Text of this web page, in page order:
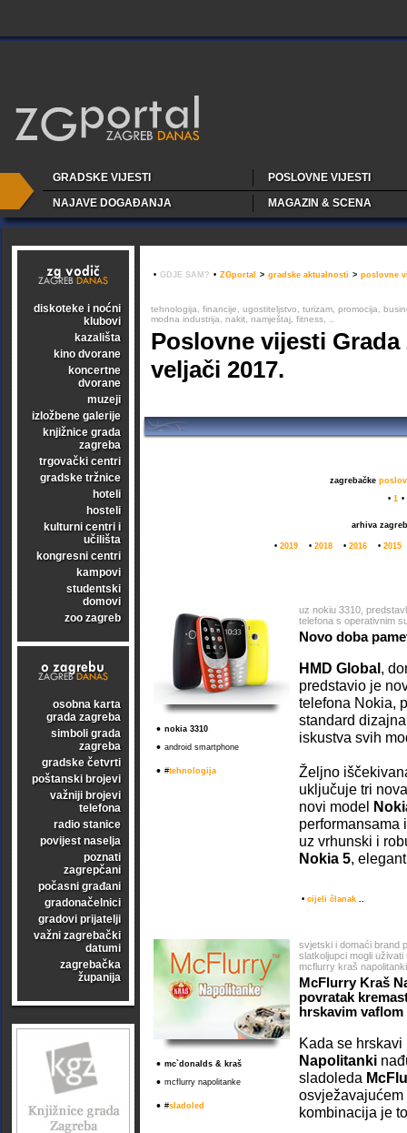
GRADSKE VIJESTI
POSLOVNE VIJESTI
NAJAVE DOGAĐANJA
MAGAZIN & SCENA
diskoteke i noćni
klubovi
kazališta
kino dvorane
koncertne
dvorane
muzeji
izložbene galerije
knjižnice grada
zagreba
trgovački centri
gradske tržnice
hoteli
hosteli
kulturni centri i
učilišta
kongresni centri
kampovi
studentski
domovi
zoo zagreb
osobna karta
grada zagreba
simboli grada
zagreba
gradske četvrti
poštanski brojevi
važniji brojevi
telefona
radio stanice
povijest naselja
poznati
zagrepčani
počasni građani
gradonačelnici
gradovi prijatelji
važni zagrebački
datumi
zagrebačka
županija
• GDJE SAM? • ZGportal > gradske aktualnosti > poslovne
tehnologija, financije, ugostiteljstvo, turizam, promocija,
modna industrija, nakit, namještaj, fitness, ..
Poslovne vijesti Grada
veljači 2017.
zagrebačke
• 1 •
arhiva
• 2019 • 2018 • 2016 • 2015
• nokia 3310
• android smartphone
• #tehnologija
uz nokiu 3310,
telefona s operativnim
Novo doba
HMD Global,
predstavio je
telefona Nokia,
standard
iskustva svih
Željno
uključuje tri
novi model
performansama
uz vrhunski i
Nokia 5,
• cijeli članak ..
• mc`donalds & kraš
• mcflurry napolitanke
• #sladoled
svjetski i domaći brand
slatkoljupci mogli
mcflurry kraš
McFlurry Kraš
povratak
hrskavim vaflom
Kada se
Napolitanki
sladoleda
osvježavajućem
kombinacija je